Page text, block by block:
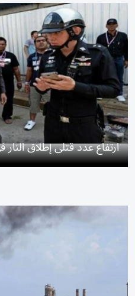
ارتفاع عدد قتلى إطلاق النار